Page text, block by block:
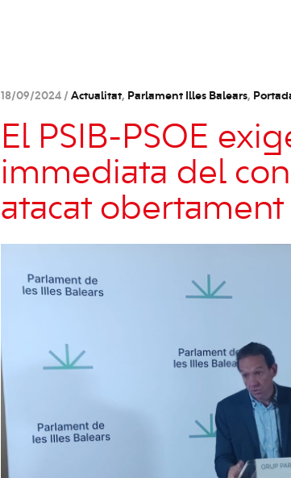
18/09/2024 / Actualitat, Parlament Illes Balears,
El PSIB-PSOE
immediata del
atacat